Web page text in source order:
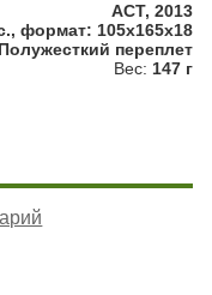
АСТ, 2013
формат: 105x165x18
переплет
Вес: 147 г